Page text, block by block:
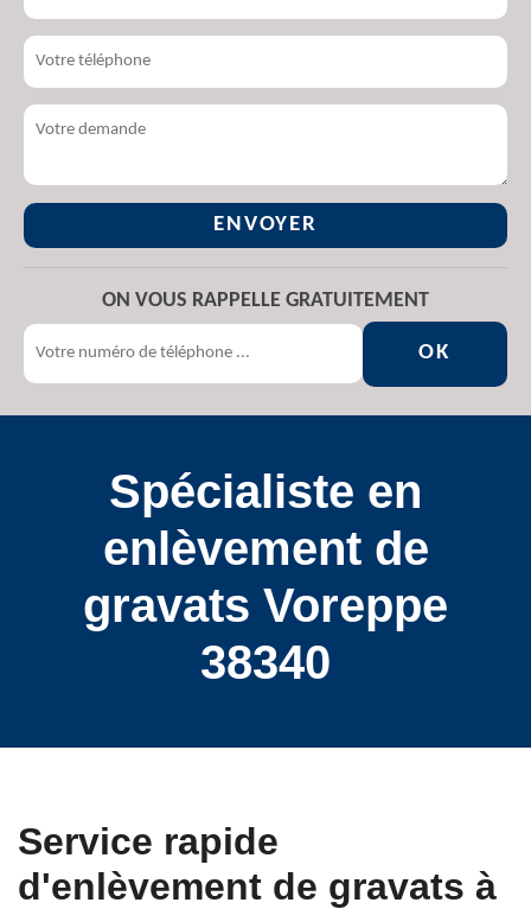
ON VOUS RAPPELLE GRATUITEMENT
Spécialiste en
enlèvement de
gravats Voreppe
38340
Service rapide
d'enlèvement de gravats à